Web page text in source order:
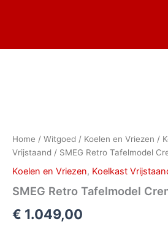
inhoud
Home / Witgoed / Koelen en Vriezen /
Vrijstaand / SMEG Retro Tafelmodel
Koelen en Vriezen, Koelkast
SMEG Retro Tafelmodel
€ 1.049,00
FAB10RCR5
aantal